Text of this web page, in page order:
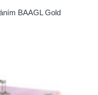
BAAGL Gold